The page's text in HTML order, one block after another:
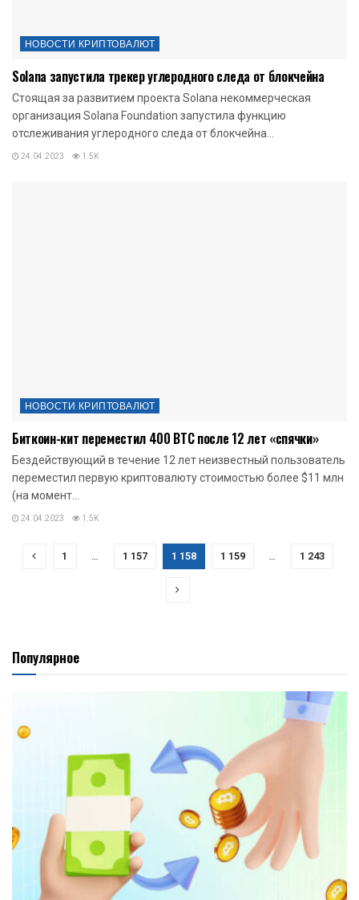
НОВОСТИ КРИПТОВАЛЮТ
Solana запустила трекер углеродного следа от блокчейна
Стоящая за развитием проекта Solana некоммерческая
организация Solana Foundation запустила функцию
отслеживания углеродного следа от блокчейна...
24.04.2023 1.5K
НОВОСТИ КРИПТОВАЛЮТ
Биткоин-кит переместил 400 BTC после 12 лет «спячки»
Бездействующий в течение 12 лет неизвестный пользователь
переместил первую криптовалюту стоимостью более $11 млн
(на момент...
24.04.2023 1.5K
1 … 1 157 1 158 1 159 … 1 243
Популярное